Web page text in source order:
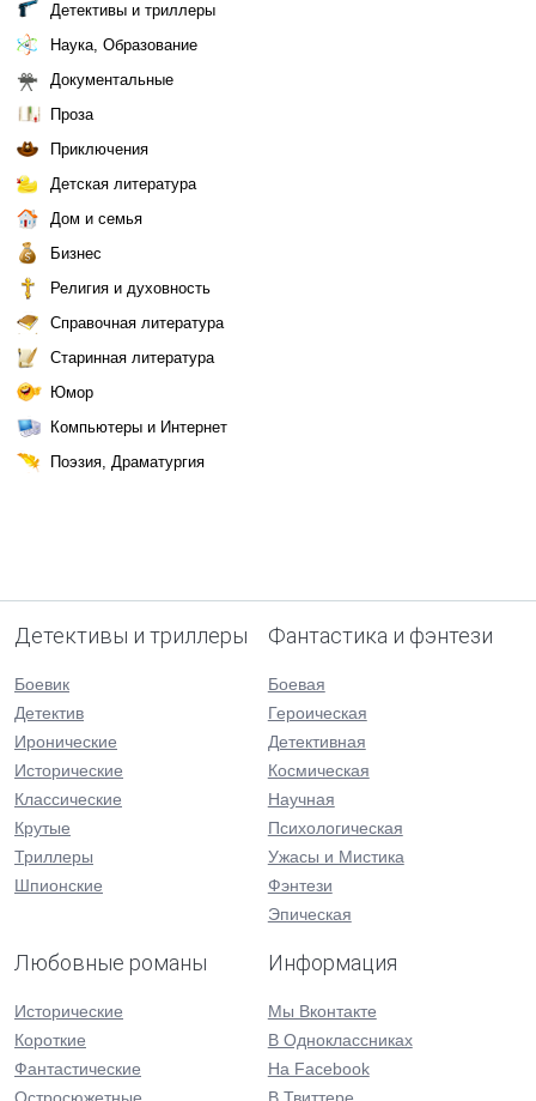
Детективы и триллеры
Наука, Образование
Документальные
Проза
Приключения
Детская литература
Дом и семья
Бизнес
Религия и духовность
Справочная литература
Старинная литература
Юмор
Компьютеры и Интернет
Поэзия, Драматургия
Детективы и триллеры
Боевик
Детектив
Иронические
Исторические
Классические
Крутые
Триллеры
Шпионские
Фантастика и фэнтези
Боевая
Героическая
Детективная
Космическая
Научная
Психологическая
Ужасы и Мистика
Фэнтези
Эпическая
Любовные романы
Исторические
Короткие
Фантастические
Информация
Мы Вконтакте
В Одноклассниках
На Facebook